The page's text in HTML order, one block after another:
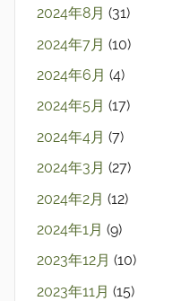
2024年8月 (31)
2024年7月 (10)
2024年6月 (4)
2024年5月 (17)
2024年4月 (7)
2024年3月 (27)
2024年2月 (12)
2024年1月 (9)
2023年12月 (10)
2023年11月 (15)